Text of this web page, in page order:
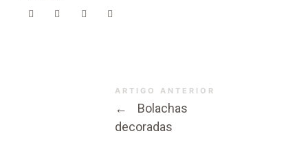
ARTIGO ANTERIOR
←
Bolachas
decoradas